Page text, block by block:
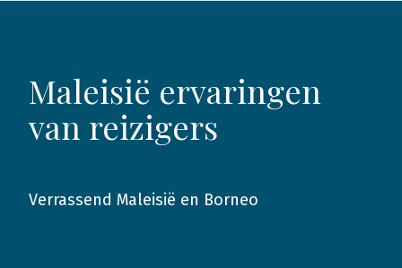
Maleisië ervaringen
van reizigers
2012
Verrassend Maleisië en Borneo